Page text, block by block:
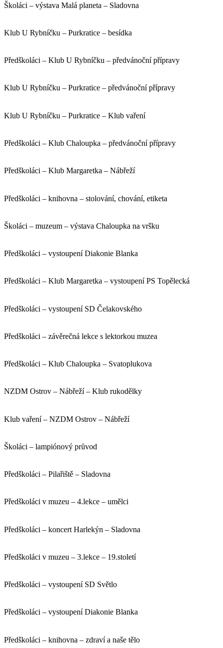
Školáci – výstava Malá planeta – Sladovna
Klub U Rybníčku – Purkratice – besídka
Předškoláci – Klub U Rybníčku – předvánoční přípravy
Klub U Rybníčku – Purkratice – předvánoční přípravy
Klub U Rybníčku – Purkratice – Klub vaření
Předškoláci – Klub Chaloupka – předvánoční přípravy
Předškoláci – Klub Margaretka – Nábřeží
Předškoláci – knihovna – stolování, chování, etiketa
Školáci – muzeum – výstava Chaloupka na vršku
Předškoláci – vystoupení Diakonie Blanka
Předškoláci – Klub Margaretka – vystoupení PS Topělecká
Předškoláci – vystoupení SD Čelakovského
Předškoláci – závěrečná lekce s lektorkou muzea
Předškoláci – Klub Chaloupka – Svatoplukova
NZDM Ostrov – Nábřeží – Klub rukodělky
Klub vaření – NZDM Ostrov – Nábřeží
Školáci – lampiónový průvod
Předškoláci – Pilařiště – Sladovna
Předškoláci v muzeu – 4.lekce – umělci
Předškoláci – koncert Harlekýn – Sladovna
Předškoláci v muzeu – 3.lekce – 19.století
Předškoláci – vystoupení SD Světlo
Předškoláci – vystoupení Diakonie Blanka
Předškoláci – knihovna – zdraví a naše tělo